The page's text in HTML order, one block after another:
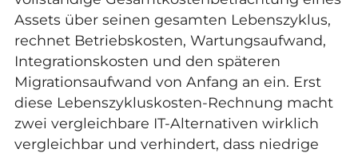
Assets über seinen gesamten Lebenszyklus,
rechnet Betriebskosten, Wartungsaufwand,
Integrationskosten und den späteren
Migrationsaufwand von Anfang an ein. Erst
diese Lebenszykluskosten-Rechnung macht
zwei vergleichbare IT-Alternativen wirklich
vergleichbar und verhindert, dass niedrige